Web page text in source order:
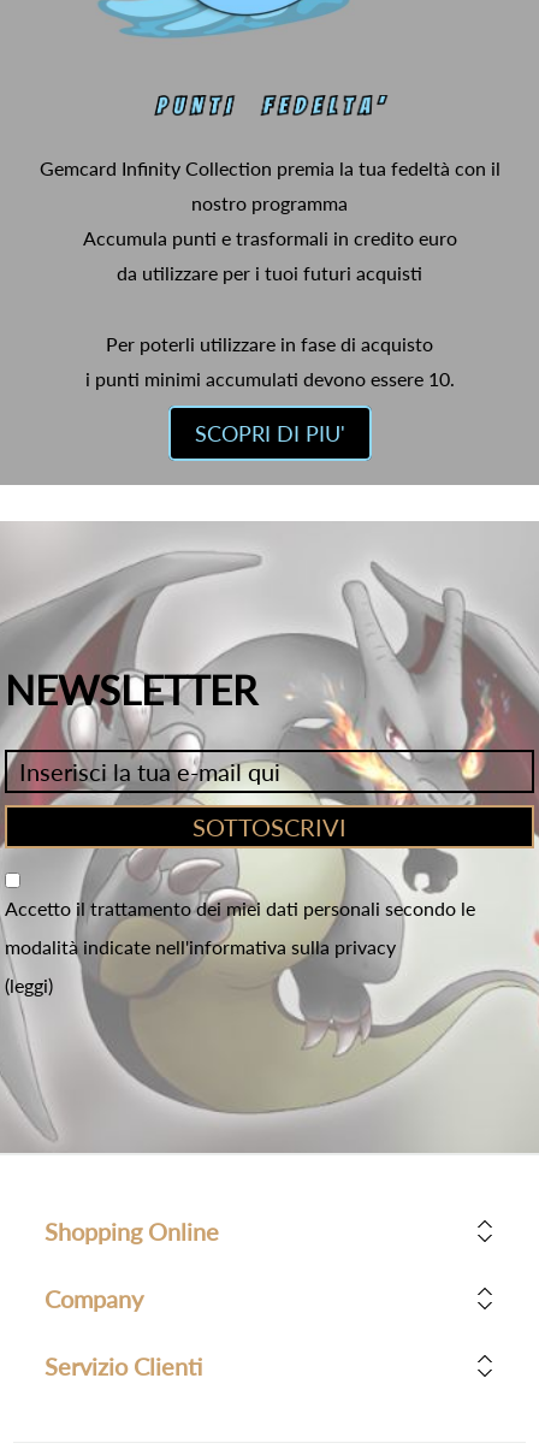
Gemcard Infinity Collection premia la tua fedeltà con il
nostro programma
Accumula punti e trasformali in credito euro
da utilizzare per i tuoi futuri acquisti
Per poterli utilizzare in fase di acquisto
i punti minimi accumulati devono essere 10.
SCOPRI DI PIU'
NEWSLETTER
Accetto il trattamento dei miei dati personali secondo le
modalità indicate nell'informativa sulla privacy
(leggi)
Shopping Online
Company
Servizio Clienti